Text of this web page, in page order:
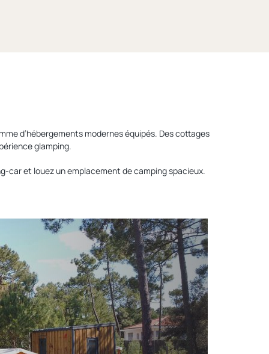
d’hébergements modernes équipés. Des cottages
glamping.
car et louez un emplacement de camping spacieux.